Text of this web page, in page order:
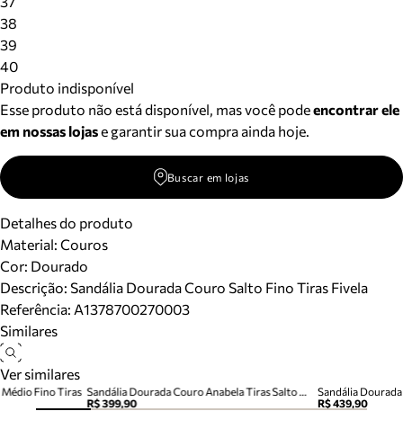
38
39
40
Produto indisponível
Esse produto não está disponível, mas você podeencontrar ele
em nossas lojase garantir sua compra ainda hoje.
Buscar em lojas
Detalhes do produto
Material: Couros
Cor: Dourado
Descrição: Sandália Dourada Couro Salto Fino Tiras Fivela
Referência: A1378700270003
Similares
Ver similares
Sandália Dourada Couro Anabela Tiras Salto Médio
R$ 399,90
Sandália
R$ 439,90
Fino Tiras